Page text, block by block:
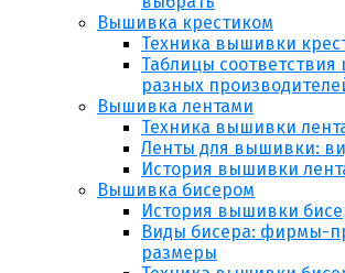
Вышивка крестиком
Техника вышивки
Таблицы соответствия
разных
Вышивка лентами
Техника вышивки
Ленты для вышивки:
История вышивки
Вышивка бисером
История вышивки
Виды бисера: фирмы-
размеры